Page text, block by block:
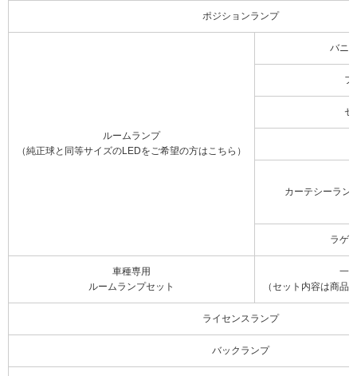
ポジションランプ
ルームランプ
（純正球と同等サイズのLEDをご希望の方はこちら）
バニ
フ
セ
カーテシーラン
ラゲ
車種専用
ルームランプセット
一
（セット内容は商品
ライセンスランプ
バックランプ